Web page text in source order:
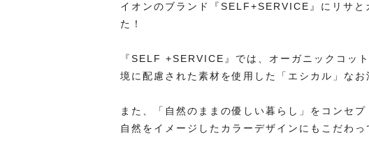
イオンのブランド『SELF+SERVICE』にリサと
た！
『SELF +SERVICE』では、オーガニックコッ
境に配慮された素材を使用した「エシカル」なお
また、「自然のままの優しい暮らし」をコンセ
自然をイメージしたカラーデザインにもこだわっ